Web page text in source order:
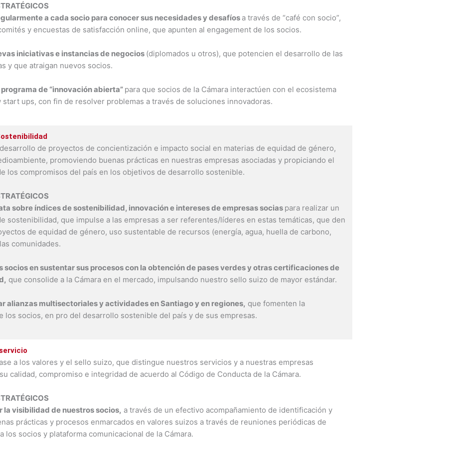
a cada socio para conocer sus necesidades y desafíos a través de “café con socio”,
y encuestas de satisfacción online, que apunten al engagement de los socios.
iniciativas e instancias de negocios (diplomados u otros), que potencien el desarrollo de las
y que atraigan nuevos socios.
de “innovación abierta” para que socios de la Cámara interactúen con el ecosistema
start ups, con fin de resolver problemas a través de soluciones innovadoras.
de proyectos de concientización e impacto social en materias de equidad de género,
promoviendo buenas prácticas en nuestras empresas asociadas y propiciando el
los compromisos del país en los objetivos de desarrollo sostenible.
sobre índices de sostenibilidad, innovación e intereses de empresas socias para realizar un
sostenibilidad, que impulse a las empresas a ser referentes/líderes en estas temáticas, que den
de equidad de género, uso sustentable de recursos (energía, agua, huella de carbono,
comunidades.
socios en sustentar sus procesos con la obtención de pases verdes y otras certificaciones de
que consolide a la Cámara en el mercado, impulsando nuestro sello suizo de mayor estándar.
alianzas multisectoriales y actividades en Santiago y en regiones, que fomenten la
los socios, en pro del desarrollo sostenible del país y de sus empresas.
a los valores y el sello suizo, que distingue nuestros servicios y a nuestras empresas
calidad, compromiso e integridad de acuerdo al Código de Conducta de la Cámara.
la visibilidad de nuestros socios, a través de un efectivo acompañamiento de identificación y
prácticas y procesos enmarcados en valores suizos a través de reuniones periódicas de
los socios y plataforma comunicacional de la Cámara.